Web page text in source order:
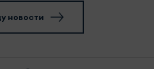
новости